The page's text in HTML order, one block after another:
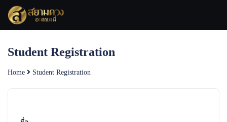
Skip
content
Student Registration
Home Student Registration